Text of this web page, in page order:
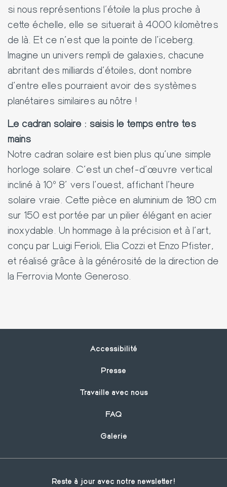
si nous représentions l'étoile la plus proche à
cette échelle, elle se situerait à 4000 kilomètres
de là. Et ce n'est que la pointe de l'iceberg.
Imagine un univers rempli de galaxies, chacune
abritant des milliards d'étoiles, dont nombre
d'entre elles pourraient avoir des systèmes
planétaires similaires au nôtre !
Le cadran solaire : saisis le temps entre tes
mains
Notre cadran solaire est bien plus qu'une simple
horloge solaire. C'est un chef-d'œuvre vertical
incliné à 10º 8' vers l'ouest, affichant l'heure
solaire vraie. Cette pièce en aluminium de 180 cm
sur 150 est portée par un pilier élégant en acier
inoxydable. Un hommage à la précision et à l'art,
conçu par Luigi Ferioli, Elia Cozzi et Enzo Pfister,
et réalisé grâce à la générosité de la direction de
la Ferrovia Monte Generoso.
Footer
Accessibilité
Presse
Travaille avec nous
FAQ
Galerie
Reste à jour avec notre newsletter!